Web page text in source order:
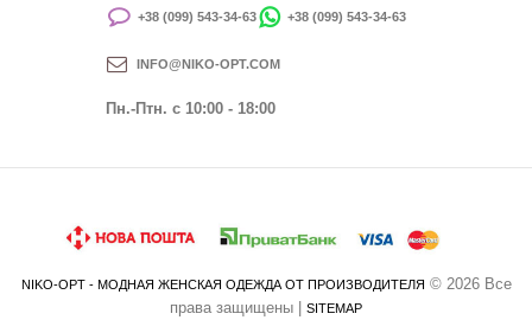
+38 (099) 543-34-63 +38 (099) 543-34-63
INFO@NIKO-OPT.COM
Пн.-Птн. c 10:00 - 18:00
NIKO-OPT - МОДНАЯ ЖЕНСКАЯ ОДЕЖДА ОТ ПРОИЗВОДИТЕЛЯ © 2026 Все
права защищены |
SITEMAP